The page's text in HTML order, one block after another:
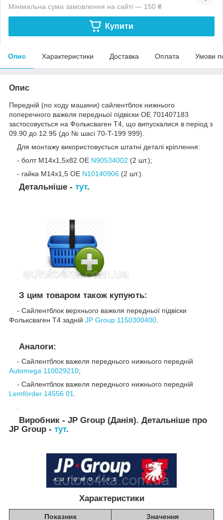
Мінімальна сума замовлення на сайті — 150 ₴
Купити
Опис Характеристики Доставка Оплата Умови
Опис
Передній (по ходу машини) сайлентблок нижнього
поперечного важеля передньої підвіски OE 701407183
застосовується на Фольксваген Т4, що випускалися в період з
09.90 до 12.95 (до № шасі 70-T-199 999).
Для монтажу використовується штатні деталі кріплення:
- болт М14х1,5х82 OE N90534002 (2 шт.);
- гайка М14х1,5 OE N10140906 (2 шт.).
Детальніше - тут.
З цим товаром також купують:
- Сайлентблок верхнього важеля передньої підвіски
Фольксваген Т4 задній JP Group 1150300400
Аналоги:
- Сайлентблок важеля переднього нижнього передній
Automega 110029210;
- Сайлентблок важеля переднього нижнього передній
Lemförder 14556 01.
.
Виробник - JP Group (Данія). Детальніше про
JP Group - тут.
Характеристики
Показник
Значення